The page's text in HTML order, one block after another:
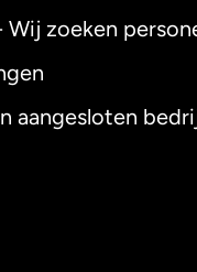
Wij zoeken
aangesloten